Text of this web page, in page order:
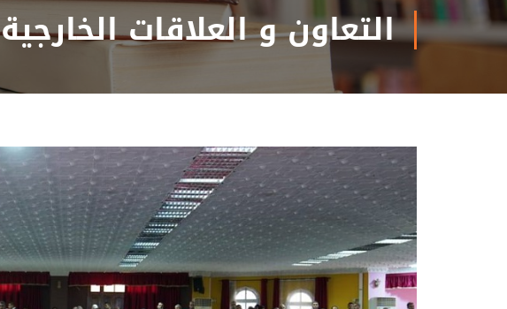
التعاون و العلاقات الخارجية